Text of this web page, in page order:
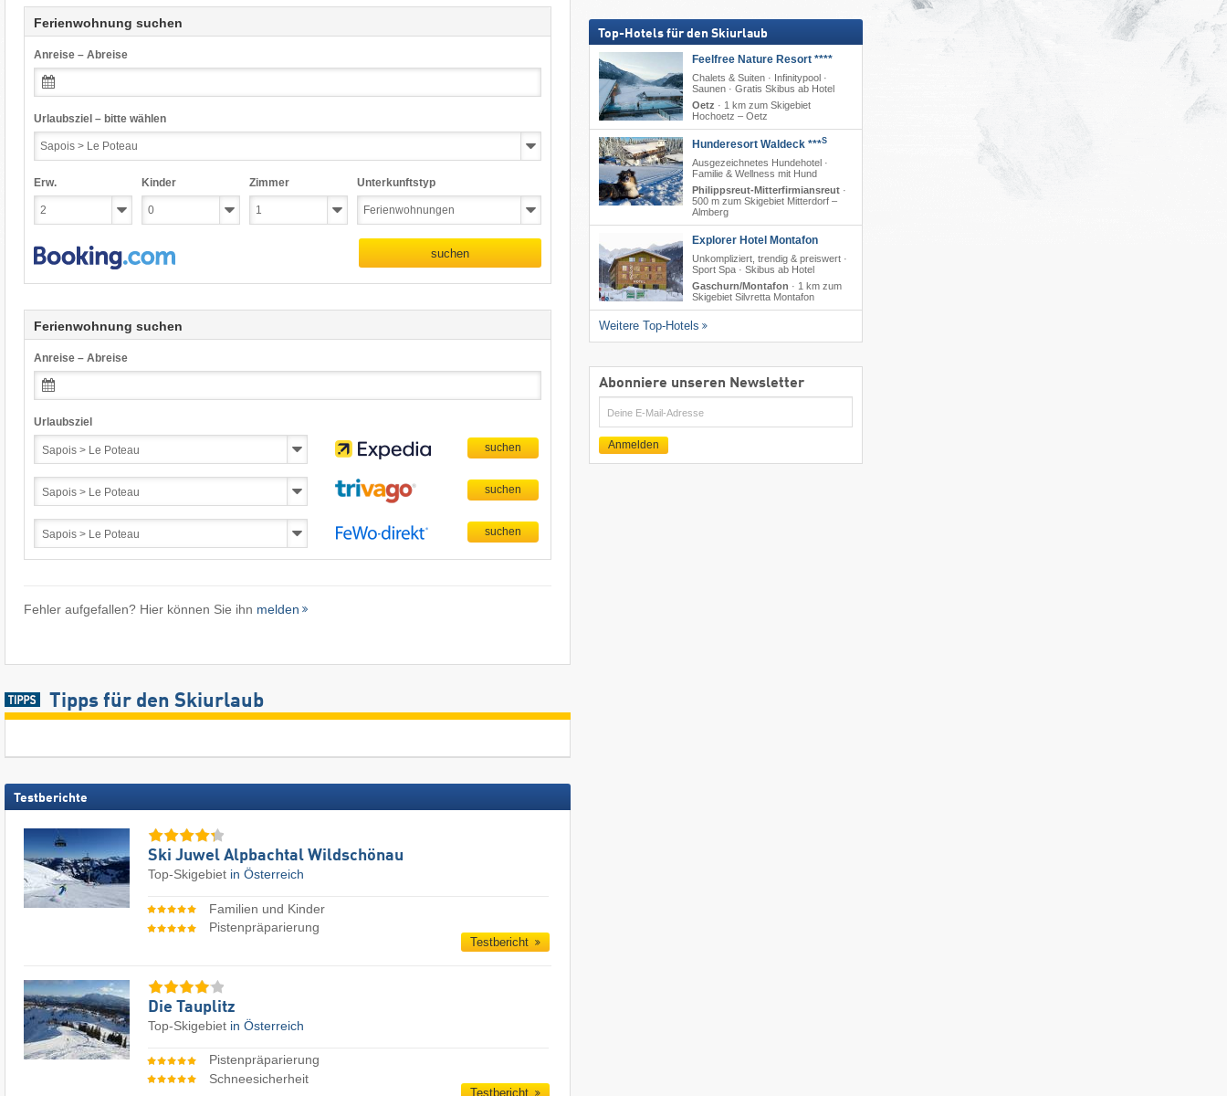
Ferienwohnung suchen
Anreise – Abreise
Urlaubsziel – bitte wählen
Erw. Kinder Zimmer Unterkunftstyp
suchen
Ferienwohnung suchen
Anreise – Abreise
Urlaubsziel
Fehler aufgefallen? Hier können Sie ihn melden
Tipps für den Skiurlaub
Testberichte
Ski Juwel Alpbachtal Wildschönau
Top-Skigebiet in Österreich
Familien und Kinder
Pistenpräparierung
Testbericht
Die Tauplitz
Top-Skigebiet in Österreich
Pistenpräparierung
Schneesicherheit
Testbericht
Top-Hotels für den Skiurlaub
Feelfree Nature Resort ****
Chalets & Suiten · Infinitypool ·
Saunen · Gratis Skibus ab Hotel
Oetz · 1 km zum Skigebiet
Hochoetz – Oetz
Hunderesort Waldeck ***S
Ausgezeichnetes Hundehotel ·
Familie & Wellness mit Hund
Philippsreut-Mitterfirmiansreut·
500 m zum Skigebiet Mitterdorf –
Almberg
Explorer Hotel Montafon
Unkompliziert, trendig & preiswert ·
Sport Spa · Skibus ab Hotel
Gaschurn/Montafon · 1 km zum
Skigebiet Silvretta Montafon
Weitere Top-Hotels
Abonniere unseren Newsletter
E-
Mail
Anmelden